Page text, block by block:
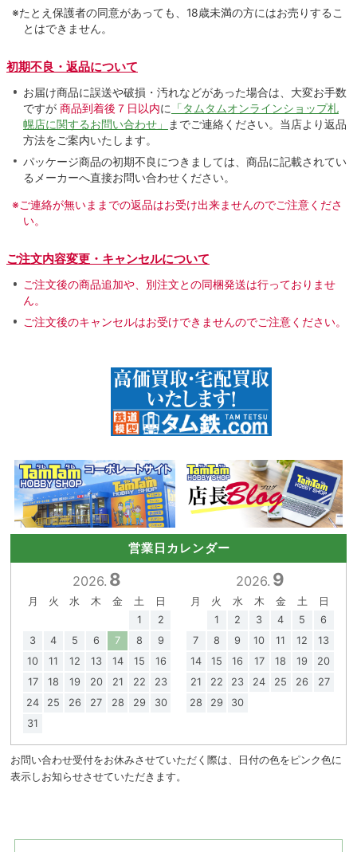
※たとえ保護者の同意があっても、18歳未満の方にはお売りするこ
とはできません。
初期不良・返品について
お届け商品に誤送や破損・汚れなどがあった場合は、大変お手数
ですが 商品到着後７日以内に 「タムタムオンラインショップ札
幌店に関するお問い合わせ」
までご連絡ください。当店より返品
方法をご案内いたします。
パッケージ商品の初期不良につきましては、商品に記載されてい
るメーカーへ直接お問い合わせください。
※ご連絡が無いままでの返品はお受け出来ませんのでご注意くださ
い。
ご注文内容変更・キャンセルについて
ご注文後の商品追加や、別注文との同梱発送は行っておりませ
ん。
ご注文後のキャンセルはお受けできませんのでご注意ください。
営業日カレンダー
2026. 8
月 火 水 木 金 土
日
1
2
3
4 5 6 7 8
9
10
11 12 13 14 15
16
17
18 19 20 21 22
23
24
25 26 27 28 29
30
31
2026. 9
月 火 水 木 金 土
日
1
2 3 4 5
6
7
8 9 10 11 12
13
14
15 16 17 18 19
20
21
22 23 24 25 26
27
28
29 30
お問い合わせ受付をお休みさせていただく際は、日付の色をピンク色に
表示しお知らせさせていただきます。